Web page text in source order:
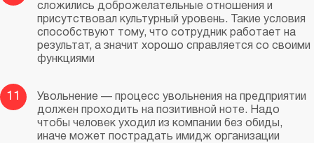
сложились доброжелательные отношения и
присутствовал культурный уровень. Такие условия
способствуют тому, что сотрудник работает на
результат, а значит хорошо справляется со своими
функциями
11
Увольнение — процесс увольнения на предприятии
должен проходить на позитивной ноте. Надо
чтобы человек уходил из компании без обиды,
иначе может пострадать имидж организации